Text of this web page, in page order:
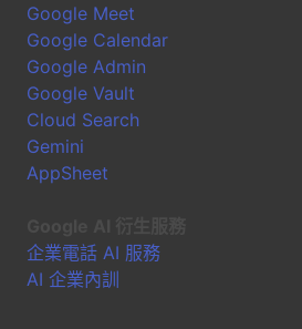
Google Meet
Google Calendar
Google Admin
Google Vault
Cloud Search
Gemini
AppSheet
企業電話 AI 服務
AI 企業內訓